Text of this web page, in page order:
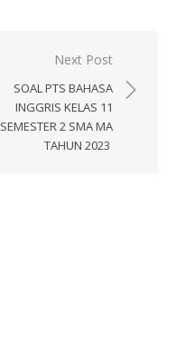
Next Post
SOAL PTS BAHASA
INGGRIS KELAS 11
SEMESTER 2 SMA MA
TAHUN 2023